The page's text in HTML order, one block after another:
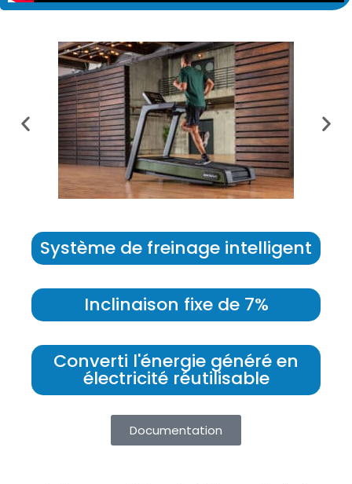
Système de freinage intelligent
Inclinaison fixe de 7%
Converti l'énergie généré en
électricité réutilisable
Documentation